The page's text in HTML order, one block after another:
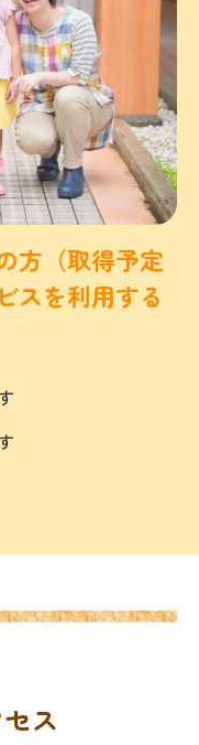
方（取得予定
スを利用する
ス